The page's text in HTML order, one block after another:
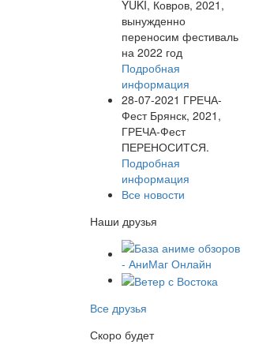
YUKI, Ковров, 2021,
вынужденно
переносим фестиваль
на 2022 год
Подробная
информация
28-07-2021 ГРЕЧА-
Фест Брянск, 2021,
ГРЕЧА-Фест
ПЕРЕНОСИТСЯ.
Подробная
информация
Все новости
Наши друзья
Все друзья
Скоро будет